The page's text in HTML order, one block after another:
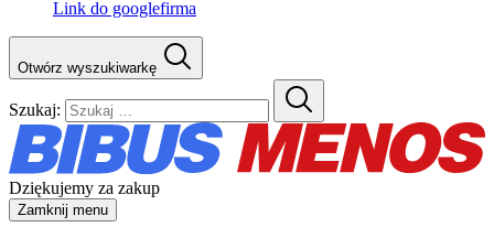
Link do googlefirma
Otwórz wyszukiwarkę
Szukaj:
Dziękujemy za zakup
Zamknij menu